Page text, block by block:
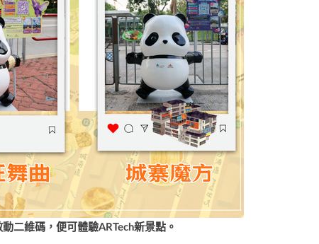
二維碼，便可體驗ARTech新景點。